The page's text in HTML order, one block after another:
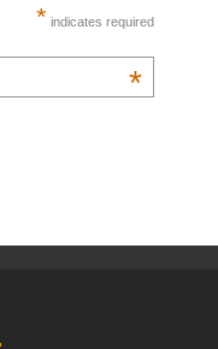
* indicates required
*